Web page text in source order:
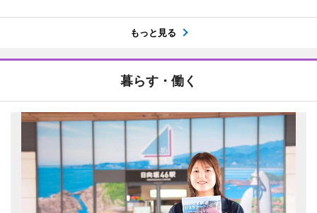
もっと見る
暮らす・働く